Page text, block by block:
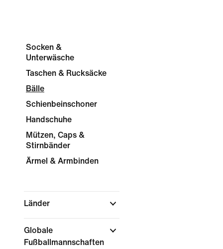
Socken &
Unterwäsche
Taschen & Rucksäcke
Bälle
Schienbeinschoner
Handschuhe
Mützen, Caps &
Stirnbänder
Ärmel & Armbinden
Länder
Globale
Fußballmannschaften